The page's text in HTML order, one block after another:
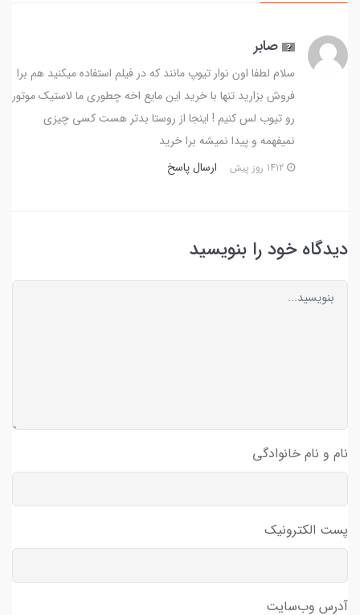
صابر
سلام لطفا اون نوار تیوپ مانند که در فیلم استفاده میکنید هم برا
فروش بزارید تنها با خرید این مایع اخه چطوری ما لاستیک موتور
رو تیوب لس کنیم ! اینجا از روستا بدتر هست کسی چیزی
نمیفهمه و پیدا نمیشه برا خرید
ارسال پاسخ
دیدگاه خود را بنویسید
نام و نام خانوادگی
پست الکترونیک
آدرس وب‌سایت